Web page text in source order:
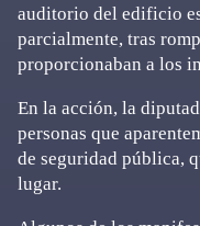
auditorio del edificio
parcialmente, tras
proporcionaban a los
En la acción, la
personas que
de seguridad pública,
lugar.